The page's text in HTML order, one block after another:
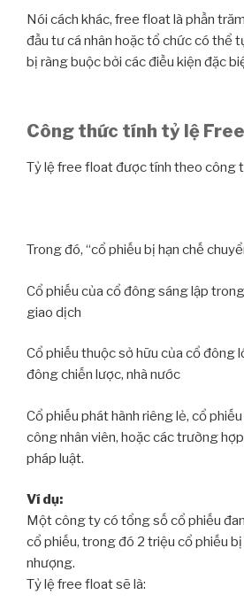
Nói cách khác, free float là phần
đầu tư cá nhân hoặc tổ chức có thể
bị ràng buộc bởi các điều kiện đặc
Công thức tính tỷ lệ
Tỷ lệ free float được tính theo công
Trong đó, “cổ phiếu bị hạn chế
Cổ phiếu của cổ đông sáng lập
giao dịch
Cổ phiếu thuộc sở hữu của cổ đông
đông chiến lược, nhà nước
Cổ phiếu phát hành riêng lẻ, cổ
công nhân viên, hoặc các trường
pháp luật.
Ví dụ:
Một công ty có tổng số cổ phiếu
cổ phiếu, trong đó 2 triệu cổ phiếu
nhượng.
Tỷ lệ free float sẽ là: